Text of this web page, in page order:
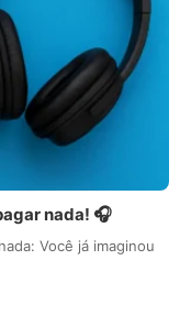
nada! 🎧
Você já imaginou